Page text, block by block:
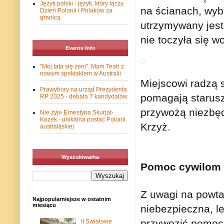
na ścianach,
utrzymywany
nie toczyła się
Miejscowi radzą
pomagają
przywożą
Krzyż.
Pomoc cywilom
Z uwagi na
niebezpieczna,
Język polski - język, który łączy.
Dzień Polonii i Polaków za
granicą
Events Info
"Mój tata się żeni". Mam Teatr z
nowym spektaklem w Australii
Prawybory na urząd Prezydenta
RP 2025 - debata 7 kandydatów
Nie żyje Ernestyna Skurjat-
Kozek - unikalna postać Polonii
australijskiej
Wyszukiwarka
Najpopularniejsze w ostatnim
miesiącu
II Światowe